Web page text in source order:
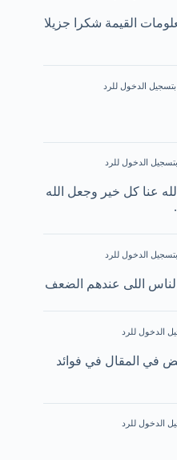
القيمة شكرا جزيلا
الدخول للرد
الدخول للرد
عنا كل خير وجعل الله
الدخول للرد
اللى عندهم الضعف
الدخول للرد
في المقال في فوائد
الدخول للرد